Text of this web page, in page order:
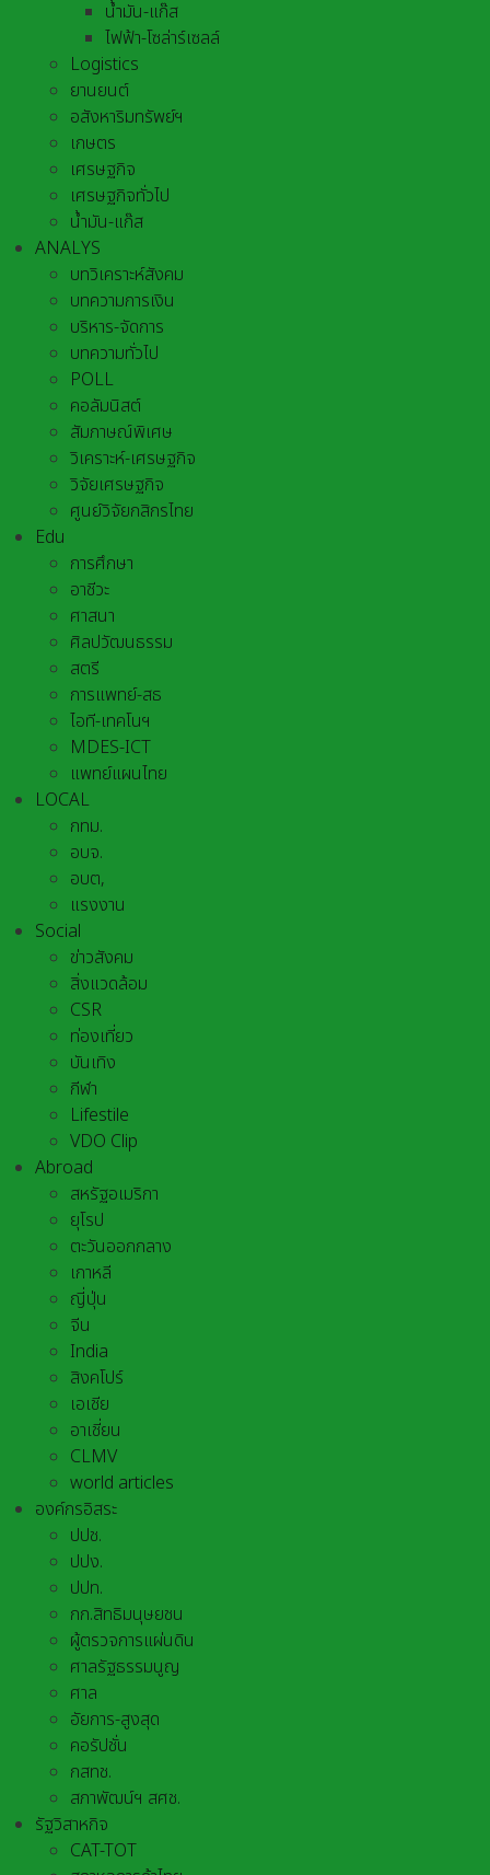
น้ำมัน-แก๊ส
ไฟฟ้า-โซล่าร์เซลล์
Logistics
ยานยนต์
อสังหาริมทรัพย์ฯ
เกษตร
เศรษฐกิจ
เศรษฐกิจทั่วไป
น้ำมัน-แก๊ส
ANALYS
บทวิเคราะห์สังคม
บทความการเงิน
บริหาร-จัดการ
บทความทั่วไป
POLL
คอลัมนิสต์
สัมภาษณ์พิเศษ
วิเคราะห์-เศรษฐกิจ
วิจัยเศรษฐกิจ
ศูนย์วิจัยกสิกรไทย
Edu
การศึกษา
อาชีวะ
ศาสนา
ศิลปวัฒนธรรม
สตรี
การแพทย์-สธ
ไอที-เทคโนฯ
MDES-ICT
แพทย์แผนไทย
LOCAL
กทม.
อบจ.
อบต,
แรงงาน
Social
ข่าวสังคม
สิ่งแวดล้อม
CSR
ท่องเที่ยว
บันเทิง
กีฬา
Lifestile
VDO Clip
Abroad
สหรัฐอเมริกา
ยุโรป
ตะวันออกกลาง
เกาหลี
ญี่ปุ่น
จีน
India
สิงคโปร์
เอเชีย
อาเชี่ยน
CLMV
world articles
องค์กรอิสระ
ปปช.
ปปง.
ปปท.
กก.สิทธิมนุษยชน
ผู้ตรวจการแผ่นดิน
ศาลรัฐธรรมนูญ
ศาล
อัยการ-สูงสุด
คอรัปชั่น
กสทช.
สภาพัฒน์ฯ สศช.
รัฐวิสาหกิจ
CAT-TOT